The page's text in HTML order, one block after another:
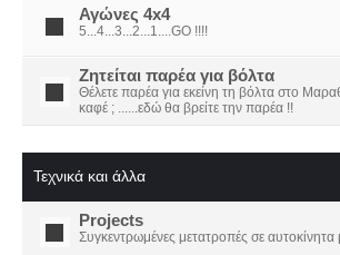
Αγώνες 4x4
5...4...3...2...1....GO !!!!
Ζητείται παρέα για βόλτα
Θέλετε παρέα για εκείνη τη βόλτα στο
καφέ ; ......εδώ θα βρείτε την παρέα !!
Τεχνικά και άλλα
Projects
Συγκεντρωμένες μετατροπές σε αυτοκίνητα